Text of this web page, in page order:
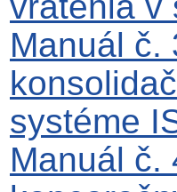
Manuál č.
systéme
Manuál č.